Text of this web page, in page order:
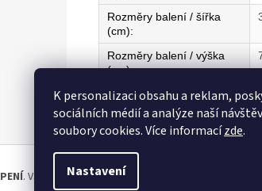
K personalizaci obsahu a reklam,
sociálních médií a analýze naší
soubory cookies. Více informacízde.
Nastavení
Rozměry balení / šířka
(cm):
Rozměry balení / výška
(cm):
Země původu:
. Všechna práva vyhrazena.